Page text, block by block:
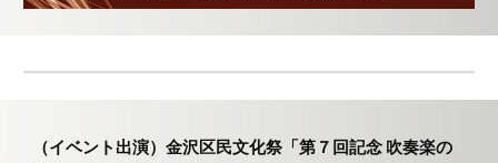
（イベント出演）金沢区民文化祭「第 ７ 回記念 吹奏楽の